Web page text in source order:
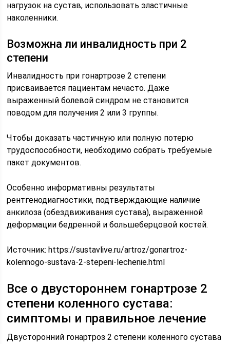
нагрузок на сустав, использовать эластичные
наколенники.
Возможна ли инвалидность при 2
степени
Инвалидность при гонартрозе 2 степени
присваивается пациентам нечасто. Даже
выраженный болевой синдром не становится
поводом для получения 2 или 3 группы.
Чтобы доказать частичную или полную потерю
трудоспособности, необходимо собрать требуемые
пакет документов.
Особенно информативны результаты
рентгенодиагностики, подтверждающие наличие
анкилоза (обездвиживания сустава), выраженной
деформации бедренной и большеберцовой костей.
Источник:https://sustavlive.ru/artroz/gonartroz-
kolennogo-sustava-2-stepeni-lechenie.html
Все о двустороннем гонартрозе 2
степени коленного сустава:
симптомы и правильное лечение
Двусторонний гонартроз 2 степени коленного сустава